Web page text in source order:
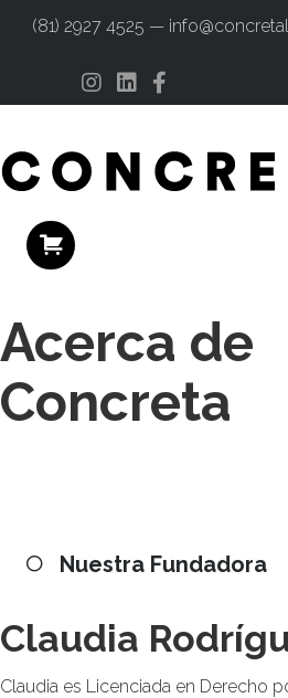
(81) 2927 4525 —
Instagram
LinkedinFacebook
Acerca de
Concreta
Nuestra Fundadora
Claudia
Claudia es Licenciada en Derecho